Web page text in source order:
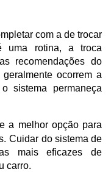
com a de trocar
uma rotina, a troca
recomendações do
ocorrem a
sistema permaneça
a melhor opção para
Cuidar do sistema de
mais eficazes de
carro.